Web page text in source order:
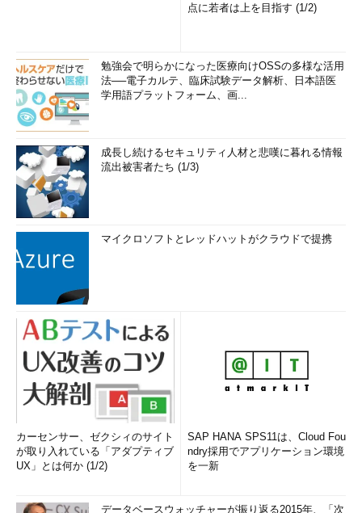
点に若者は上を目指す (1/2)
勉強会で明らかになった医療向けOSSの多様な活用
法──電子カルテ、臨床試験データ解析、日本語医
学用語プラットフォーム、画...
成長し続けるセキュリティ人材と悲嘆に暮れる情報
流出被害者たち (1/3)
マイクロソフトとレッドハットがクラウドで提携
カーセンサー、ゼクシィのサイト
が取り入れている「アダプティブ
UX」とは何か (1/2)
SAP HANA SPS11は、Cloud Fou
ndry採用でアプリケーション環境
を一新
データベースウォッチャーが振り返る2015年、「次